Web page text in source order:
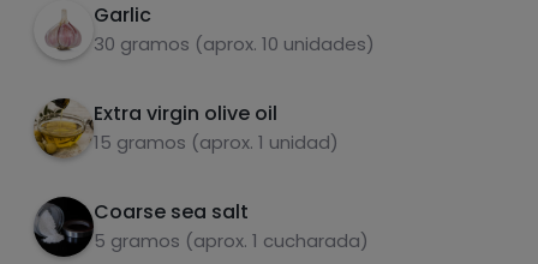
Garlic
30 gramos (aprox. 10 unidades)
Extra virgin olive oil
15 gramos (aprox. 1 unidad)
Coarse sea salt
5 gramos (aprox. 1 cucharada)
Sugars Saturated fats